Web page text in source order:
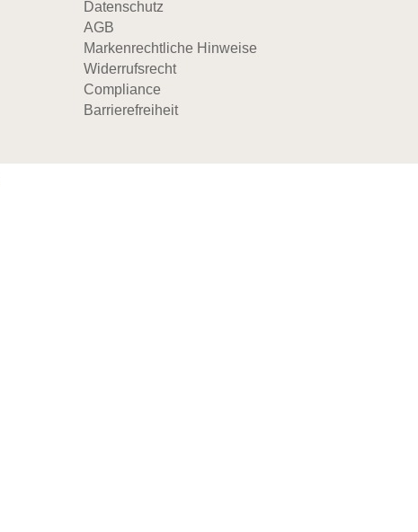
Datenschutz
AGB
Markenrechtliche Hinweise
Widerrufsrecht
Compliance
Barrierefreiheit